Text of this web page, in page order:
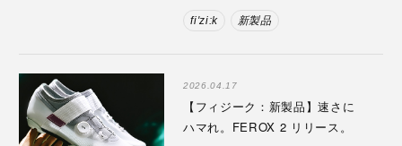
fi'zi:k 新製品
2026.04.17
【フィジーク：新製品】速さに
ハマれ。FEROX 2 リリース。